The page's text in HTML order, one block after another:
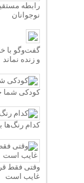
رابطه
نوجوانان
گفت‌وگو با
و زنده نماند
کودکی شما
کدام
وقتی فقط
غایب است